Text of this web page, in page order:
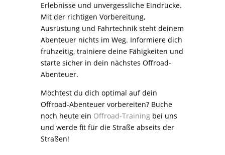
Erlebnisse und unvergessliche Eindrücke.
Mit der richtigen Vorbereitung,
Ausrüstung und Fahrtechnik steht deinem
Abenteuer nichts im Weg. Informiere dich
frühzeitig, trainiere deine Fähigkeiten und
starte sicher in dein nächstes Offroad-
Abenteuer.
Möchtest du dich optimal auf dein
Offroad-Abenteuer vorbereiten? Buche
noch heute ein Offroad-Trainingbei uns
und werde fit für die Straße abseits der
Straßen!